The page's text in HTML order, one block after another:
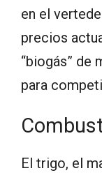
en el
precios
“biogás” de
para
El trigo, el